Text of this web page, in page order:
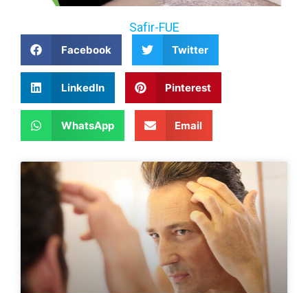
Safir-FUE
Facebook Twitter
LinkedIn Pinterest
WhatsApp Email